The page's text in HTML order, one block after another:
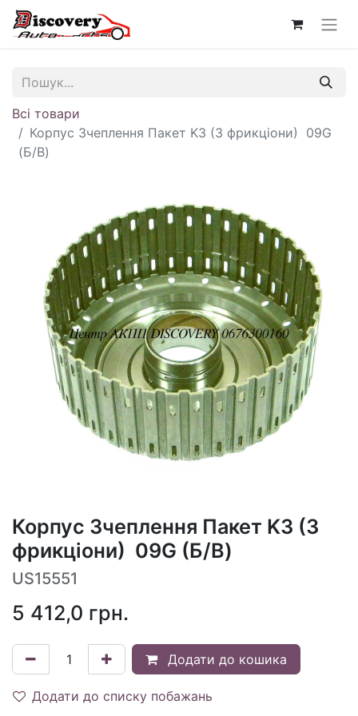
Всі товари
Корпус Зчеплення Пакет K3 (3 фрикціони) 09G
(Б/В)
Корпус Зчеплення Пакет K3 (3
фрикціони) 09G (Б/В)
US15551
5 412,0 грн.
Додати до кошика
Додати до списку побажань